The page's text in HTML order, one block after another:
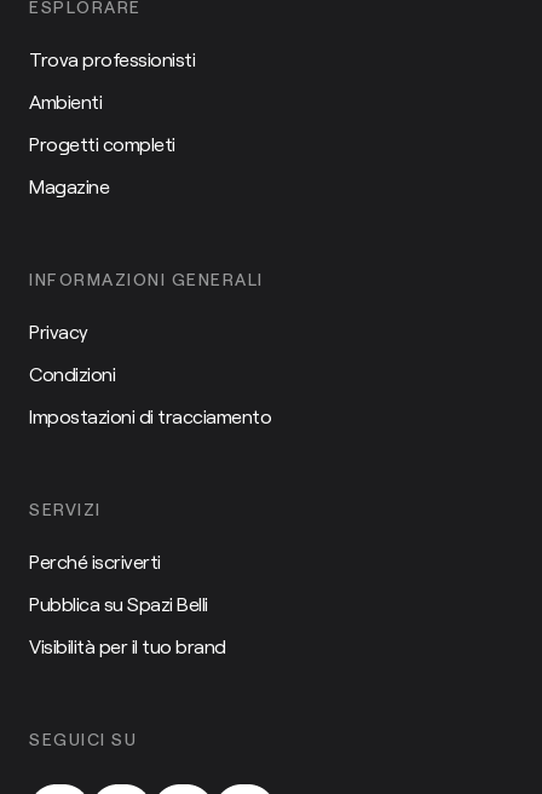
ESPLORARE
Trova professionisti
Ambienti
Progetti completi
Magazine
INFORMAZIONI GENERALI
Privacy
Condizioni
Impostazioni di tracciamento
SERVIZI
Perché iscriverti
Pubblica su Spazi Belli
Visibilità per il tuo brand
SEGUICI SU